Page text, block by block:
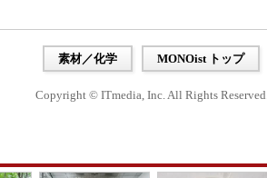
素材／化学 MONOist トップ
Copyright © ITmedia, Inc. All Rights Reserved.